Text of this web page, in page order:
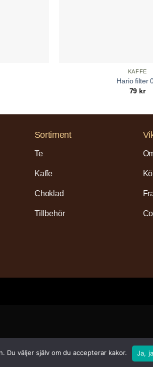
KAFFE
Hario filter
79 kr
Sortiment
Te
Kaffe
Choklad
Tillbehör
Du väljer själv om du accepterar kakor. Ja,